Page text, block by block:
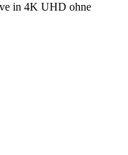
in 4K UHD ohne